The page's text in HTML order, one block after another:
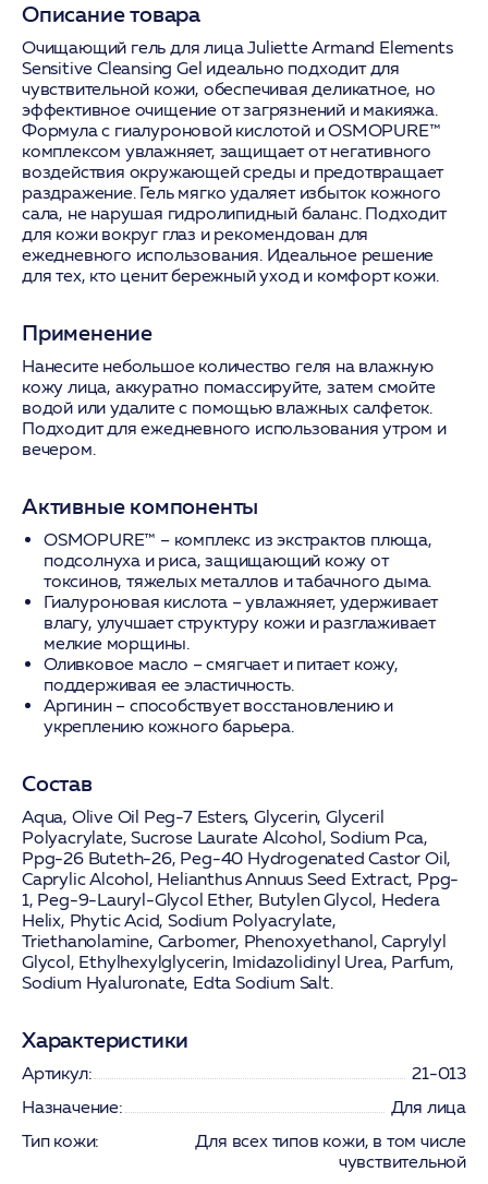
Описание товара
Очищающий гель для лица Juliette Armand Elements
Sensitive Cleansing Gel идеально подходит для
чувствительной кожи, обеспечивая деликатное, но
эффективное очищение от загрязнений и макияжа.
Формула с гиалуроновой кислотой и OSMOPURE™
комплексом увлажняет, защищает от негативного
воздействия окружающей среды и предотвращает
раздражение. Гель мягко удаляет избыток кожного
сала, не нарушая гидролипидный баланс. Подходит
для кожи вокруг глаз и рекомендован для
ежедневного использования. Идеальное решение
для тех, кто ценит бережный уход и комфорт кожи.
Применение
Нанесите небольшое количество геля на влажную
кожу лица, аккуратно помассируйте, затем смойте
водой или удалите с помощью влажных салфеток.
Подходит для ежедневного использования утром и
вечером.
Активные компоненты
OSMOPURE™ – комплекс из экстрактов плюща,
подсолнуха и риса, защищающий кожу от
токсинов, тяжелых металлов и табачного дыма.
Гиалуроновая кислота – увлажняет, удерживает
влагу, улучшает структуру кожи и разглаживает
мелкие морщины.
Оливковое масло – смягчает и питает кожу,
поддерживая ее эластичность.
Аргинин– способствует восстановлению и
укреплению кожного барьера.
Состав
Aqua, Olive Oil Peg-7 Esters, Glycerin, Glyceril
Polyacrylate, Sucrose Laurate Alcohol, Sodium Pca,
Ppg-26 Buteth-26, Peg-40 Hydrogenated Castor Oil,
Caprylic Alcohol, Helianthus Annuus Seed Extract, Ppg-
1, Peg-9-Lauryl-Glycol Ether, Butylen Glycol, Hedera
Helix, Phytic Acid, Sodium Polyacrylate,
Triethanolamine, Carbomer, Phenoxyethanol, Caprylyl
Glycol, Ethylhexylglycerin, Imidazolidinyl Urea, Parfum,
Sodium Hyaluronate, Edta Sodium Salt.
Характеристики
Артикул:
21-013
Назначение:
Для лица
Тип кожи:
Для всех типов кожи, в том числе
чувствительной